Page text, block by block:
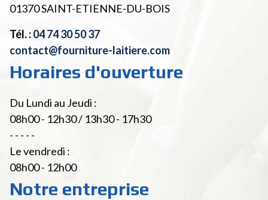
01370SAINT-ETIENNE-DU-BOIS
Tél. :04 74 30 50 37
contact@fourniture-laitiere.com
Horaires d'ouverture
Du Lundi au Jeudi :
08h00 - 12h30 / 13h30 - 17h30
- - - - -
Le vendredi :
08h00 - 12h00
Notre entreprise